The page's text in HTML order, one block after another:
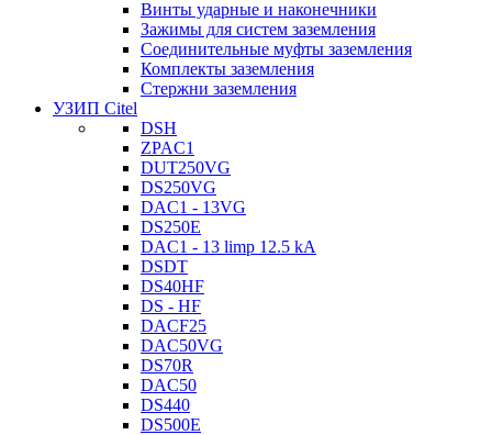
Винты ударные и наконечники
Зажимы для систем заземления
Соединительные муфты заземления
Комплекты заземления
Стержни заземления
УЗИП Citel
DSH
ZPAC1
DUT250VG
DS250VG
DAC1 - 13VG
DS250E
DAC1 - 13 limp 12.5 kA
DSDT
DS40HF
DS - HF
DACF25
DAC50VG
DS70R
DAC50
DS440
DS500E